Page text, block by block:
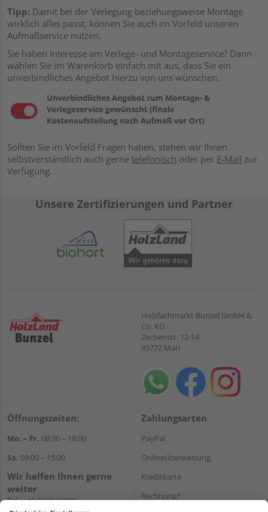
Tipp: Damit bei der Verlegung beziehungsweise Montage
wirklich alles passt, können Sie auch im Vorfeld unseren
Aufmaßservice nutzen.
Sie haben Interesse am Verlege- und Montageservice? Dann
wählen Sie im Warenkorb einfach mit aus, dass Sie ein
unverbindliches Angebot hierzu von uns wünschen.
Sollten Sie im Vorfeld Fragen haben, stehen wir Ihnen
selbstverständlich auch gerne telefonisch oder per E-Mail zur
Verfügung.
Unsere Zertifizierungen und Partner
Holzfachmarkt Bunzel GmbH &
Co. KG
Zechenstr. 12-14
45772 Marl
Öffnungszeiten:
Mo. – Fr. 08:30 – 18:00
Sa. 09:00 – 15:00
Wir helfen Ihnen gerne
weiter
Tel.:+49 2365 96780
Zahlungsarten
PayPal
Onlineüberweisung
Kreditkarte
Rechnung*